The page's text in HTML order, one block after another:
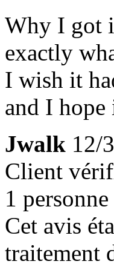
Why I got
exactly
I wish it
and I
Jwalk 12/
Client
1
Cet avis
traitement